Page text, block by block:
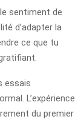
sentiment de
d’adapter la
ce que tu
essais
L’expérience
du premier